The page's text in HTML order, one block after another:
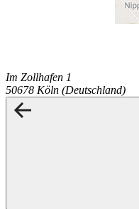
Im Zollhafen 1
50678 Köln (Deutschland)